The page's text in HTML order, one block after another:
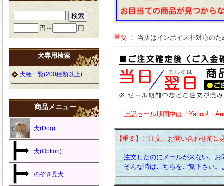
重要 ： 当店はインボイス非対応の
上記セール期間中は「Yahoo!・
【重要】ご注文、お問い合わせ前に
注文したのにメールが来ない。お
そんな時はこちらをご覧下さい。
円～ 円
犬専用検索
犬種一覧(200種類以上)
商品メニュー
犬(Dog)
犬(Option)
のぞき見犬